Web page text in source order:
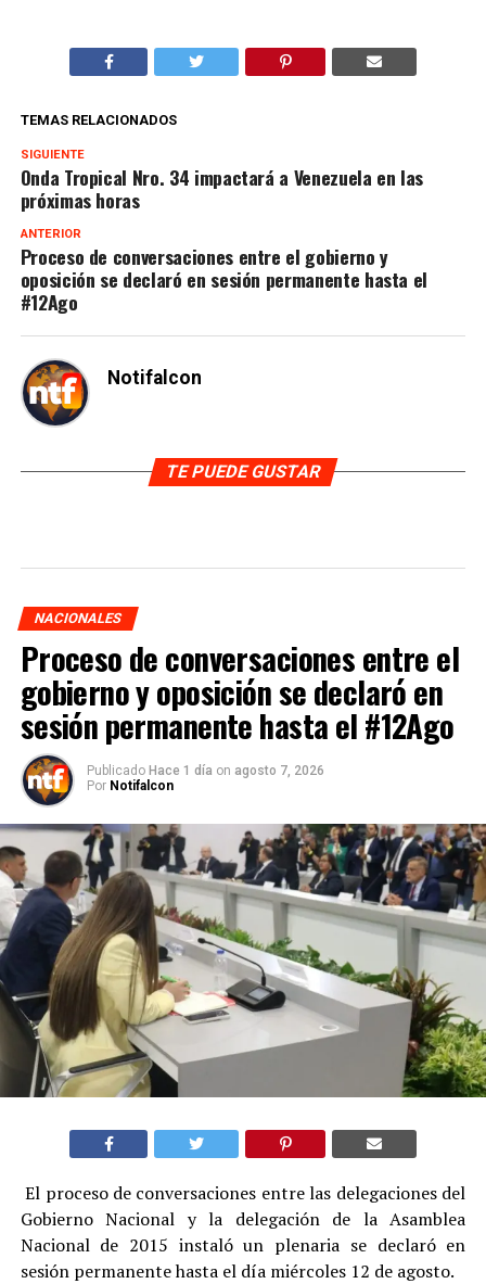
TEMAS RELACIONADOS
SIGUIENTE
Onda Tropical Nro. 34 impactará a Venezuela en las
próximas horas
ANTERIOR
Proceso de conversaciones entre el gobierno y
oposición se declaró en sesión permanente hasta el
#12Ago
Notifalcon
TE PUEDE GUSTAR
NACIONALES
Proceso de conversaciones entre el
gobierno y oposición se declaró en
sesión permanente hasta el #12Ago
Publicado Hace 1 día on agosto 7, 2026
Por Notifalcon
El proceso de conversaciones entre las delegaciones del
Gobierno Nacional y la delegación de la Asamblea
Nacional de 2015 instaló un plenaria se declaró en
sesión permanente hasta el día miércoles 12 de agosto.